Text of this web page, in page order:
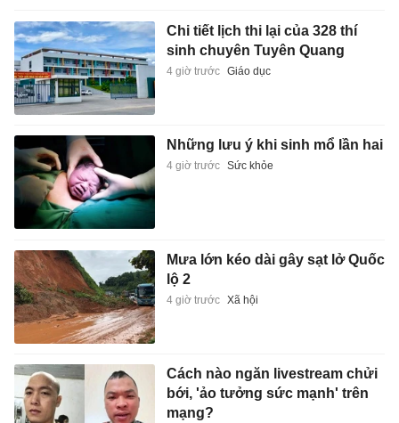
Chi tiết lịch thi lại của 328 thí
sinh chuyên Tuyên Quang
4 giờ trước Giáo dục
Những lưu ý khi sinh mổ lần hai
4 giờ trước Sức khỏe
Mưa lớn kéo dài gây sạt lở Quốc
lộ 2
4 giờ trước Xã hội
Cách nào ngăn livestream chửi
bới, 'ảo tưởng sức mạnh' trên
mạng?